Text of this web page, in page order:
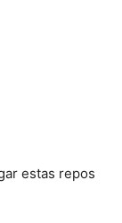
estas repos